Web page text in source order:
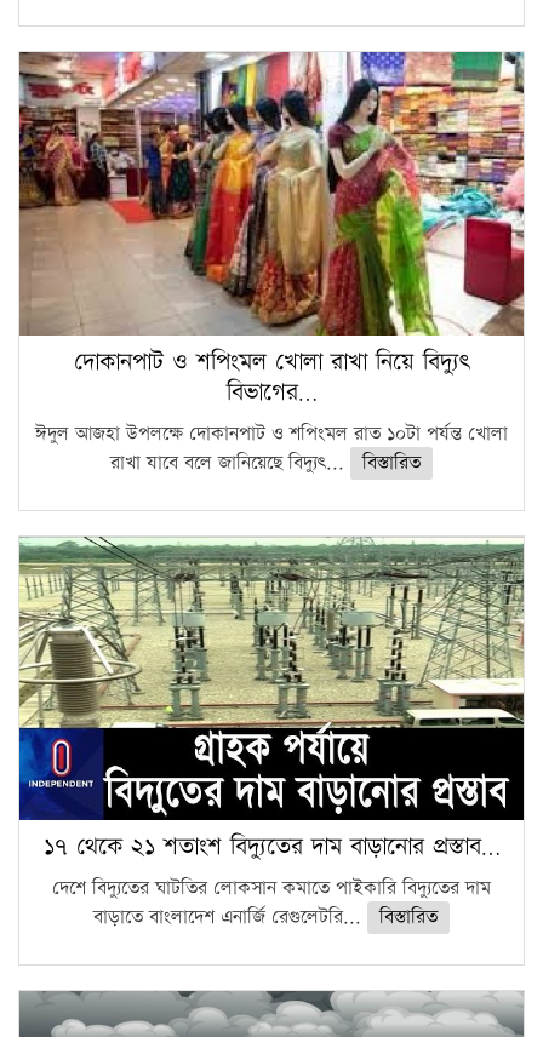
দোকানপাট ও শপিংমল খোলা রাখা নিয়ে বিদ্যুৎ
বিভাগের…
ঈদুল আজহা উপলক্ষে দোকানপাট ও শপিংমল রাত ১০টা পর্যন্ত খোলা
রাখা যাবে বলে জানিয়েছে বিদ্যুৎ...
বিস্তারিত
১৭ থেকে ২১ শতাংশ বিদ্যুতের দাম বাড়ানোর প্রস্তাব…
দেশে বিদ্যুতের ঘাটতির লোকসান কমাতে পাইকারি বিদ্যুতের দাম
বাড়াতে বাংলাদেশ এনার্জি রেগুলেটরি...
বিস্তারিত